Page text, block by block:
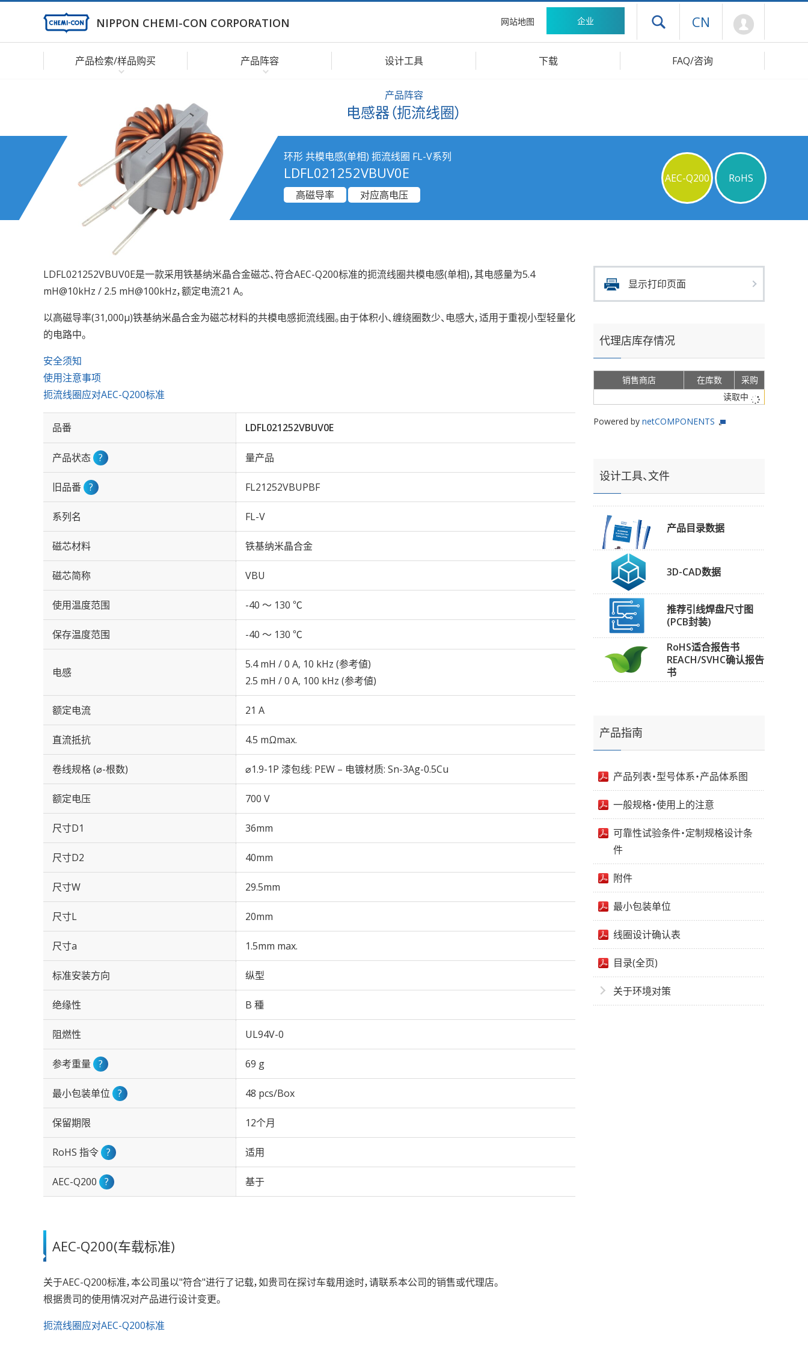
NIPPON CHEMI-CON CORPORATION 网站地图 企业 打开抽屉菜单
CN
产品检索/样品购买 产品阵容 设计工具 下载 FAQ/咨询
产品阵容
电感器（扼流线圈）
环形 共模电感(单相) 扼流线圈 FL-V系列
LDFL021252VBUV0E AEC-Q200
RoHS
高磁导率
对应高电压
LDFL021252VBUV0E是一款采用铁基纳米晶合金磁芯、符合AEC-Q200标准的扼流线圈共模电感(单相)，其电感量为5.4
mH@10kHz / 2.5 mH@100kHz，额定电流21 A。
以高磁导率(31,000µ)铁基纳米晶合金为磁芯材料的共模电感扼流线圈。由于体积小、缠绕圈数少、电感大，适用于重视小型轻量化
的电路中。
安全须知
使用注意事项
扼流线圈应对AEC-Q200标准
品番 LDFL021252VBUV0E
产品状态 ? 量产品
旧品番 ? FL21252VBUPBF
系列名 FL-V
磁芯材料 铁基纳米晶合金
磁芯简称 VBU
使用温度范围 -40 ～ 130 ℃
保存温度范围 -40 ～ 130 ℃
电感
5.4 mH / 0 A, 10 kHz (参考値)
2.5 mH / 0 A, 100 kHz (参考値)
额定电流 21 A
直流抵抗 4.5 mΩmax.
卷线规格 (⌀-根数) ⌀1.9-1P 漆包线: PEW – 电镀材质: Sn-3Ag-0.5Cu
额定电压 700 V
尺寸D1 36mm
尺寸D2 40mm
尺寸W 29.5mm
尺寸L 20mm
尺寸a 1.5mm max.
标准安装方向 纵型
绝缘性 B 種
阻燃性 UL94V-0
参考重量 ? 69 g
最小包装单位 ? 48 pcs/Box
保留期限 12个月
RoHS 指令 ? 适用
AEC-Q200 ? 基于
AEC-Q200(车载标准)
关于AEC-Q200标准，本公司虽以"符合"进行了记载，如贵司在探讨车载用途时，请联系本公司的销售或代理店。
根据贵司的使用情况对产品进行设计变更。
扼流线圈应对AEC-Q200标准
显示打印页面
代理店库存情况
销售商店 在库数
采购
读取中
Powered by netCOMPONENTS
设计工具、文件
产品目录数据
3D-CAD数据
推荐引线焊盘尺寸图
(PCB封装)
RoHS适合报告书
REACH/SVHC确认报告
书
产品指南
产品列表・型号体系・产品体系图
一般规格・使用上的注意
可靠性试验条件・定制规格设计条
件
附件
最小包装单位
线圈设计确认表
目录(全页)
关于环境对策